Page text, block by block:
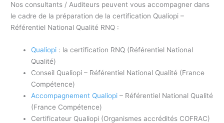
Nos consultants / Auditeurs peuvent vous accompagner dans
le cadre de la préparation de la certification Qualiopi –
Référentiel National Qualité RNQ :
Qualiopi : la certification RNQ (Référentiel National
Qualité)
Conseil Qualiopi – Référentiel National Qualité (France
Compétence)
Accompagnement Qualiopi – Référentiel National Qualité
(France Compétence)
Certificateur Qualiopi (Organismes accrédités COFRAC)